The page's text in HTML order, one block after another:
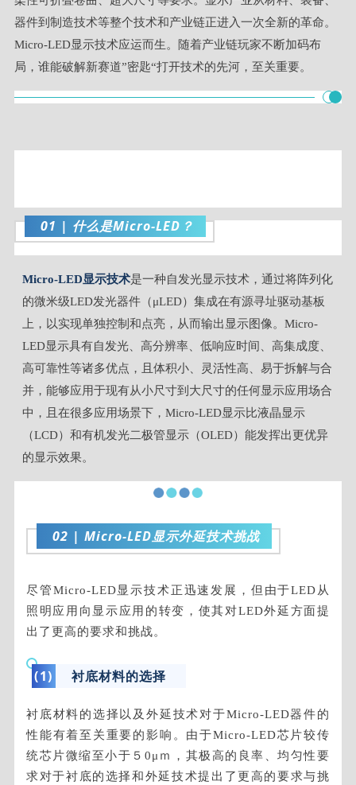
器件到制造技术等整个技术和产业链正进入一次全新的革命。
Micro-LED显示技术应运而生。随着产业链玩家不断加码布
局，谁能破解新赛道”密匙“打开技术的先河，至关重要。
01 | 什么是Micro-LED？
Micro-LED显示技术是一种自发光显示技术，通过将阵列化
的微米级LED发光器件（μLED）集成在有源寻址驱动基板
上，以实现单独控制和点亮，从而输出显示图像。Micro-
LED显示具有自发光、高分辨率、低响应时间、高集成度、
高可靠性等诸多优点，且体积小、灵活性高、易于拆解与合
并，能够应用于现有从小尺寸到大尺寸的任何显示应用场合
中，且在很多应用场景下，Micro-LED显示比液晶显示
（LCD）和有机发光二极管显示（OLED）能发挥出更优异
的显示效果。
02 | Micro-LED显示外延技术挑战
尽管Micro-LED显示技术正迅速发展，但由于LED从
照明应用向显示应用的转变，使其对LED外延方面提
出了更高的要求和挑战。
(1) 衬底材料的选择
衬底材料的选择以及外延技术对于Micro-LED器件的
性能有着至关重要的影响。由于Micro-LED芯片较传
统芯片微缩至小于５0μｍ，其极高的良率、均匀性要
求对于衬底的选择和外延技术提出了更高的要求与挑